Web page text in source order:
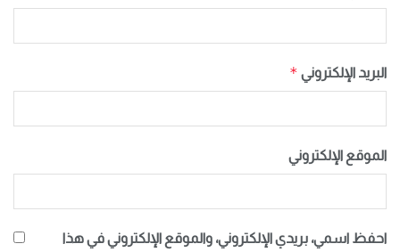
البريد الإلكتروني *
الموقع الإلكتروني
احفظ اسمي، بريدي الإلكتروني، والموقع الإلكتروني في هذا